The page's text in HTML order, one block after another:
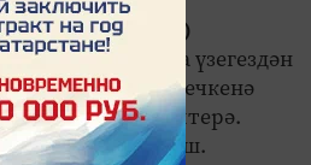
– 20 гыйнвар)
яхшы, әмма үзегездән
итмәгез. Кечкенә
зур уңышка китерә.
булырга тиеш.